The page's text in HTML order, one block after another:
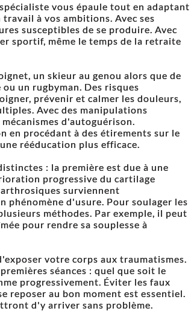
vous épaule tout en adaptant
travail à vos ambitions. Avec ses
susceptibles de se produire. Avec
sportif, même le temps de la retraite
un skieur au genou alors que de
un rugbyman. Des risques
prévenir et calmer les douleurs,
Avec des manipulations
d'autoguérison.
en procédant à des étirements sur le
rééducation plus efficace.
: la première est due à une
progressive du cartilage
surviennent
phénomène d'usure. Pour soulager les
méthodes. Par exemple, il peut
pour rendre sa souplesse à
votre corps aux traumatismes.
séances : quel que soit le
progressivement. Éviter les faux
reposer au bon moment est essentiel.
d'y arriver sans problème.